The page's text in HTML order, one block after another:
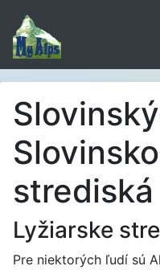
strediská
Lyžiarske
Pre niektorých ľudí sú